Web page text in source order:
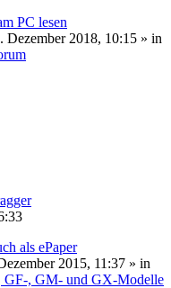
PC lesen
Dezember 2018, 10:15 » in
als ePaper
2015, 11:37 » in
GF-, GM- und GX-Modelle